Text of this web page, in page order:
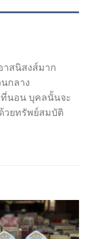
าสนิสงส์มาก
กลาง
ที่นอน บุคลนั้นจะ
วยทรัพย์สมบัติ